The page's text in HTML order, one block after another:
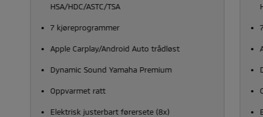
HSA/HDC/ASTC/TSA
7 kjøreprogrammer
Apple Carplay/Android Auto trådløst
Dynamic Sound Yamaha Premium
Oppvarmet ratt
Elektrisk justerbart førersete (8x)